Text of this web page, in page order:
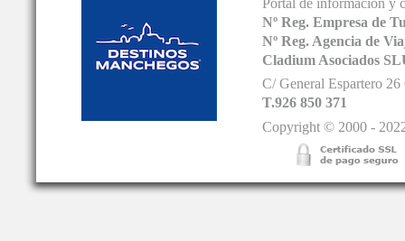
Portal de información y
Nº Reg. Empresa de
Nº Reg. Agencia de
Cladium Asociados
C/ General Espartero
T.926 850 371
Copyright © 2000 -